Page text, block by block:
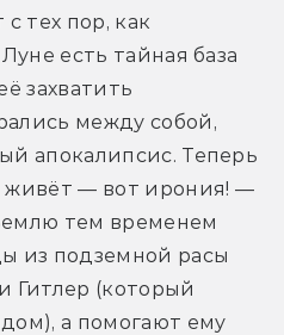
тех пор, как
есть тайная база
захватить
между собой,
апокалипсис. Теперь
живёт — вот ирония! —
тем временем
из подземной расы
Гитлер (который
а помогают ему